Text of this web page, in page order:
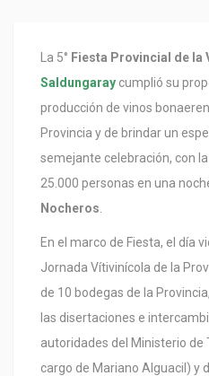
La 5° Fiesta Provincial de la
Saldungaray cumplió su
producción de vinos
Provincia y de brindar un
semejante celebración, con
25.000 personas en una
Nocheros
En el marco de Fiesta, el día
Jornada Vítivinícola de la
de 10 bodegas de la
las disertaciones e
autoridades del Ministerio de
cargo de Mariano Alguacil) y